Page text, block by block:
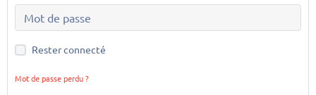
Rester connecté
Mot de passe perdu ?